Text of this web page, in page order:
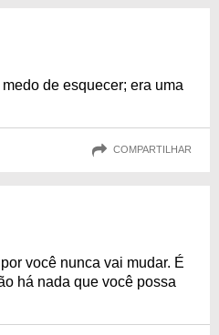
de esquecer; era uma
COMPARTILHAR
você nunca vai mudar. É
há nada que você possa